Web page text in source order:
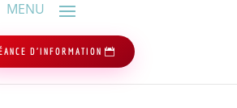
D'INFORMATION